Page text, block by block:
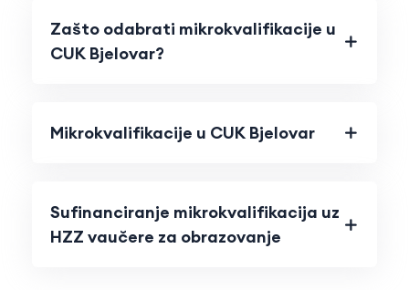
Zašto odabrati mikrokvalifikacije u
CUK Bjelovar?
Mikrokvalifikacije u CUK Bjelovar
Sufinanciranje mikrokvalifikacija uz
HZZ vaučere za obrazovanje